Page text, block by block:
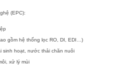
(EPC):
gồm hệ thống lọc RO, DI, EDI…)
sinh hoạt, nước thải chăn nuôi
xử lý mùi